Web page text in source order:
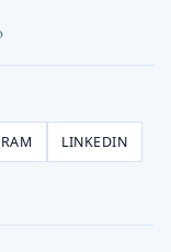
LINKEDIN